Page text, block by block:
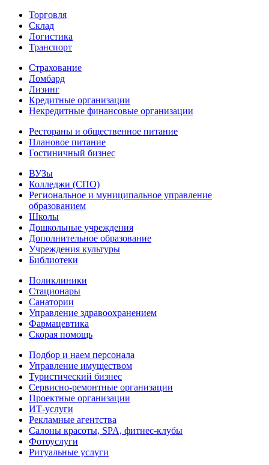
Торговля
Склад
Логистика
Транспорт
Страхование
Ломбард
Лизинг
Кредитные организации
Некредитные финансовые организации
Рестораны и общественное питание
Плановое питание
Гостиничный бизнес
ВУЗы
Колледжи (СПО)
Региональное и муниципальное управление
образованием
Школы
Дошкольные учреждения
Дополнительное образование
Учреждения культуры
Библиотеки
Поликлиники
Стационары
Санатории
Управление здравоохранением
Фармацевтика
Скорая помощь
Подбор и наем персонала
Управление имуществом
Туристический бизнес
Сервисно-ремонтные организации
Проектные организации
ИТ-услуги
Рекламные агентства
Салоны красоты, SPA, фитнес-клубы
Фотоуслуги
Ритуальные услуги